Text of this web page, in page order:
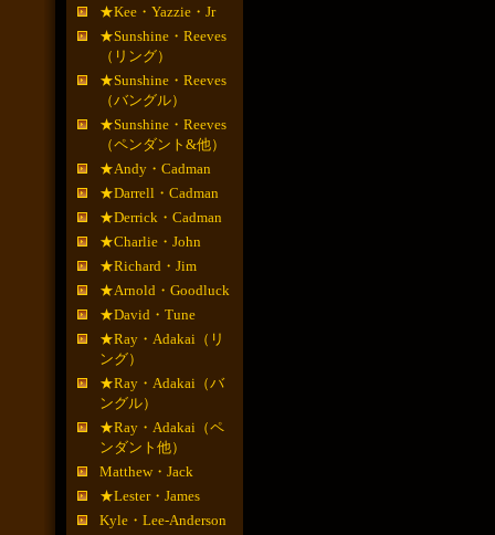
★Kee・Yazzie・Jr
★Sunshine・Reeves
（リング）
★Sunshine・Reeves
（バングル）
★Sunshine・Reeves
（ペンダント&他）
★Andy・Cadman
★Darrell・Cadman
★Derrick・Cadman
★Charlie・John
★Richard・Jim
★Arnold・Goodluck
★David・Tune
★Ray・Adakai（リ
ング）
★Ray・Adakai（バ
ングル）
★Ray・Adakai（ペ
ンダント他）
Matthew・Jack
★Lester・James
Kyle・Lee-Anderson